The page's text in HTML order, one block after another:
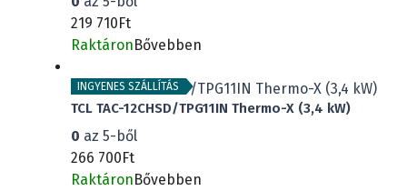
219 710Ft
RaktáronBővebben
INGYENES SZÁLLÍTÁS
TCL TAC-12CHSD/TPG11IN Thermo-X (3,4 kW)
0 az 5-ből
266 700Ft
RaktáronBővebben